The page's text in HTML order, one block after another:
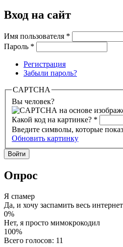
Вход на сайт
Имя пользователя *
Пароль *
Регистрация
Забыли пароль?
CAPTCHA
Вы человек?
Какой код на картинке? *
Введите символы, которые
Обновить картинку
Опрос
Я спамер
Да, и хочу заспамить весь интернет
0%
Нет, я просто мимокрокодил
100%
Всего голосов: 11